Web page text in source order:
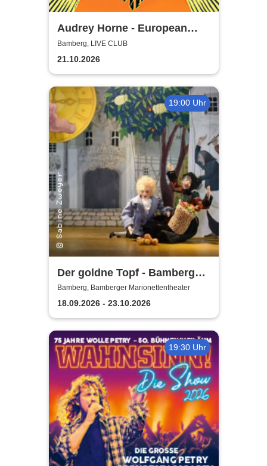
Audrey Horne - European
Album Tour 2026
Bamberg, LIVE CLUB
21.10.2026
19:00 Uhr
Der goldne Topf - Bamberger
Marionettentheater
Bamberg, Bamberger Marionettentheater
18.09.2026 - 23.10.2026
19:30 Uhr